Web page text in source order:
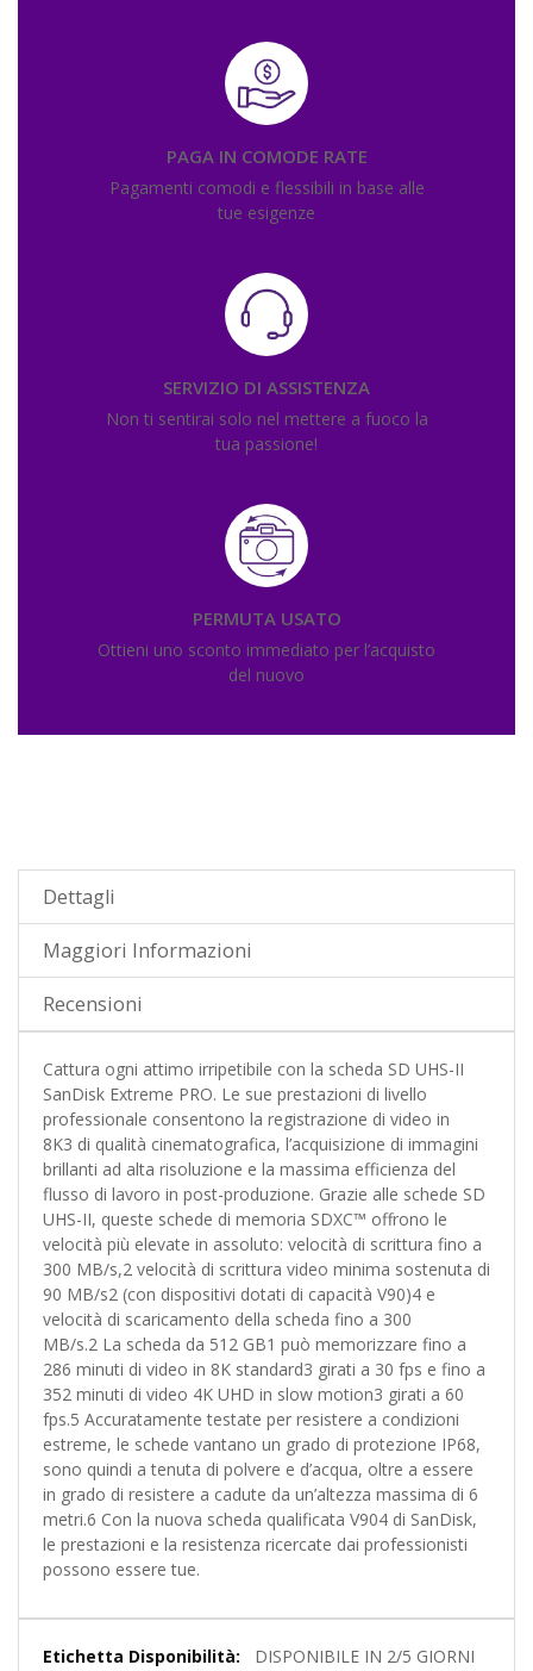
PAGA IN COMODE RATE
Pagamenti comodi e flessibili in base alle
tue esigenze
SERVIZIO DI ASSISTENZA
Non ti sentirai solo nel mettere a fuoco la
tua passione!
PERMUTA USATO
Ottieni uno sconto immediato per l’acquisto
del nuovo
Dettagli
Maggiori Informazioni
Recensioni
Cattura ogni attimo irripetibile con la scheda SD UHS-II
SanDisk Extreme PRO. Le sue prestazioni di livello
professionale consentono la registrazione di video in
8K3 di qualità cinematografica, l’acquisizione di immagini
brillanti ad alta risoluzione e la massima efficienza del
flusso di lavoro in post-produzione. Grazie alle schede SD
UHS-II, queste schede di memoria SDXC™ offrono le
velocità più elevate in assoluto: velocità di scrittura fino a
300 MB/s,2 velocità di scrittura video minima sostenuta di
90 MB/s2 (con dispositivi dotati di capacità V90)4 e
velocità di scaricamento della scheda fino a 300
MB/s.2 La scheda da 512 GB1 può memorizzare fino a
286 minuti di video in 8K standard3 girati a 30 fps e fino a
352 minuti di video 4K UHD in slow motion3 girati a 60
fps.5 Accuratamente testate per resistere a condizioni
estreme, le schede vantano un grado di protezione IP68,
sono quindi a tenuta di polvere e d’acqua, oltre a essere
in grado di resistere a cadute da un’altezza massima di 6
metri.6 Con la nuova scheda qualificata V904 di SanDisk,
le prestazioni e la resistenza ricercate dai professionisti
possono essere tue.
Maggiori
DISPONIBILE IN 2/5 GIORNI